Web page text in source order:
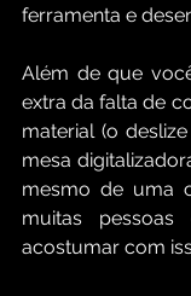
ferramenta e
Além de que
extra da falta de
material (o
mesa
mesmo de uma
muitas
acostumar com